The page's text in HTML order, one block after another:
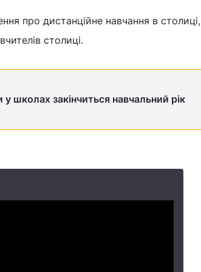
про дистанційне навчання в столиці,
столиці.
школах закінчиться навчальний рік